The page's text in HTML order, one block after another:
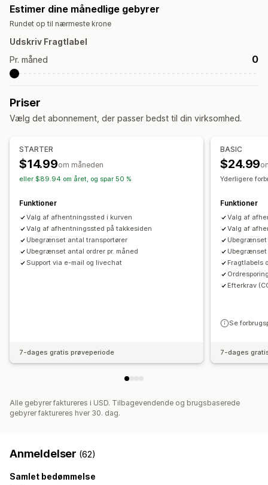
Leveringspriser
Administration af forsendelser
Leveringsanalyse
Tilpassede beskeder
Ordregrænser
Sporing i realtid
Sporingssider
Estimer dine månedlige gebyrer
Rundet op til nærmeste krone
Udskriv Fragtlabel
Pr. måned
0
Priser
Vælg det abonnement, der passer bedst til din virksomhed.
STARTER
$14.99om måneden
eller $89.94 om året, og spar 50 %
Funktioner
Valg af afhentningssted i kurven
Valg af afhentningssted på takkesiden
Ubegrænset antal transportører
Ubegrænset antal ordrer pr. måned
Support via e-mail og livechat
7-dages gratis prøveperiode
BASIC
$24.99
Yderligere
Funktioner
Valg af
Valg af
Ubegrænset
Fragtlabels
Efterkrav
Se
7-dages
Alle gebyrer faktureres i USD. Tilbagevendende og brugsbaserede
gebyrer faktureres hver 30. dag.
Anmeldelser (62)
Samlet bedømmelse